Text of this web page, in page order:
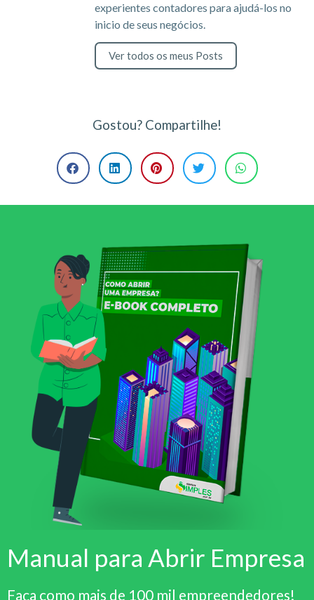
experientes contadores para ajudá-los no
inicio de seus negócios.
Ver todos os meus Posts
Gostou? Compartilhe!
Manual para Abrir Empresa
Faça como mais de 100 mil empreendedores!